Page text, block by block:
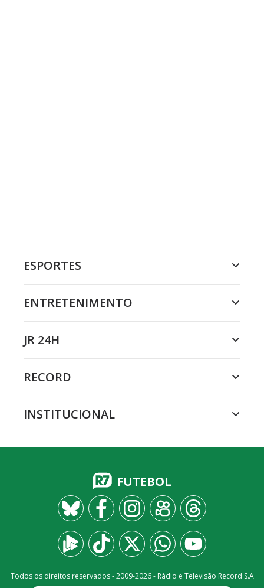
ESPORTES
ENTRETENIMENTO
JR 24H
RECORD
INSTITUCIONAL
FUTEBOL
Todos os direitos reservados - 2009-2026- Rádio e Televisão Record S.A